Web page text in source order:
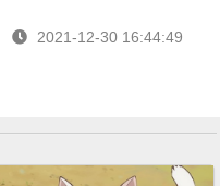
2021-12-30 16:44:49